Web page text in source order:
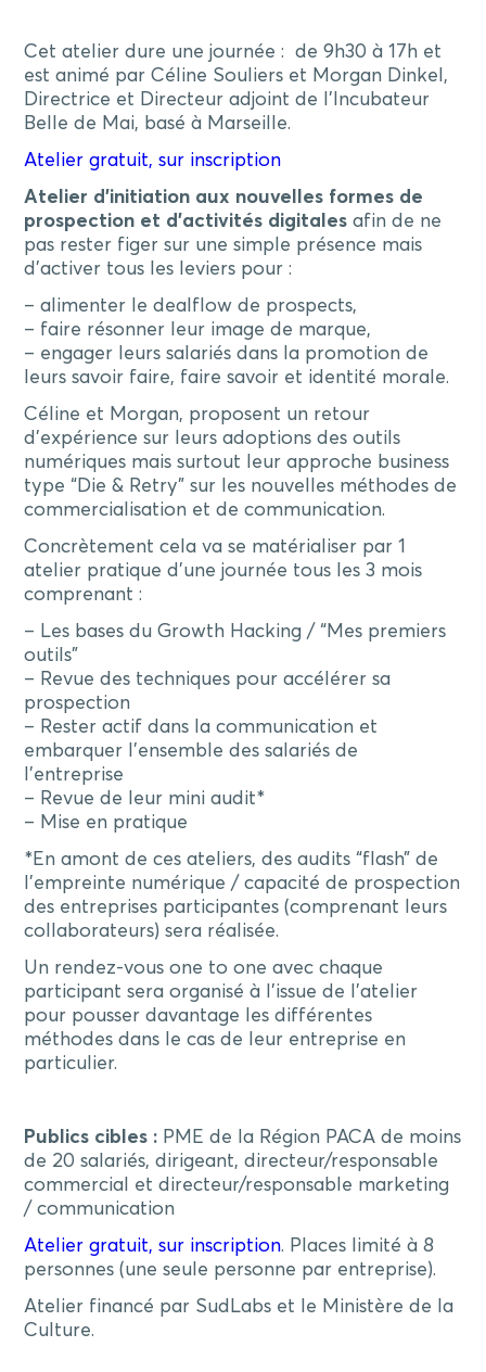
Cet atelier dure une journée : de 9h30 à 17h et
est animé par Céline Souliers et Morgan Dinkel,
Directrice et Directeur adjoint de l’Incubateur
Belle de Mai, basé à Marseille.
Atelier gratuit, sur inscription
Atelier d’initiation aux nouvelles formes de
prospection et d’activités digitales afin de ne
pas rester figer sur une simple présence mais
d’activer tous les leviers pour :
– alimenter le dealflow de prospects,
– faire résonner leur image de marque,
– engager leurs salariés dans la promotion de
leurs savoir faire, faire savoir et identité morale.
Céline et Morgan, proposent un retour
d’expérience sur leurs adoptions des outils
numériques mais surtout leur approche business
type “Die & Retry” sur les nouvelles méthodes de
commercialisation et de communication.
Concrètement cela va se matérialiser par 1
atelier pratique d’une journée tous les 3 mois
comprenant :
– Les bases du Growth Hacking / “Mes premiers
outils”
– Revue des techniques pour accélérer sa
prospection
– Rester actif dans la communication et
embarquer l’ensemble des salariés de
l’entreprise
– Revue de leur mini audit*
– Mise en pratique
*En amont de ces ateliers, des audits “flash” de
l’empreinte numérique / capacité de prospection
des entreprises participantes (comprenant leurs
collaborateurs) sera réalisée.
Un rendez-vous one to one avec chaque
participant sera organisé à l’issue de l’atelier
pour pousser davantage les différentes
méthodes dans le cas de leur entreprise en
particulier.
Publics cibles : PME de la Région PACA de moins
de 20 salariés, dirigeant, directeur/responsable
commercial et directeur/responsable marketing
/ communication
Atelier gratuit, sur inscription. Places limité à 8
personnes (une seule personne par entreprise).
Atelier financé par SudLabs et le Ministère de la
Culture.